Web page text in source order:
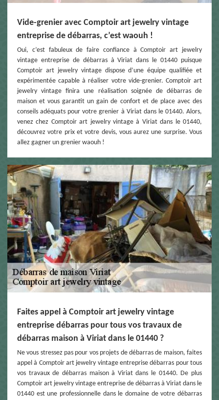
Vide-grenier avec Comptoir art jewelry vintage
entreprise de débarras, c’est waouh !
Oui, c’est fabuleux de faire confiance à Comptoir art jewelry
vintage entreprise de débarras à Viriat dans le 01440 puisque
Comptoir art jewelry vintage dispose d’une équipe qualifiée et
expérimentée capable à réaliser votre vide-grenier. Comptoir art
jewelry vintage finira une réalisation soignée de débarras de
maison et vous garantit un gain de confort et de place avec des
conseils adéquats pour votre grenier à Viriat dans le 01440. Alors,
venez chez Comptoir art jewelry vintage à Viriat dans le 01440,
découvrez votre prix et votre devis, vous aurez une surprise. Vous
allez gagner un grenier waouh !
Faites appel à Comptoir art jewelry vintage
entreprise débarras pour tous vos travaux de
débarras maison à Viriat dans le 01440 ?
Ne vous stressez pas pour vos projets de débarras de maison, faites
appel à Comptoir art jewelry vintage entreprise débarras pour tous
vos travaux de débarras maison à Viriat dans le 01440. De plus
Comptoir art jewelry vintage entreprise de débarras à Viriat dans le
01440 est une professionnelle dans le domaine de votre débarras